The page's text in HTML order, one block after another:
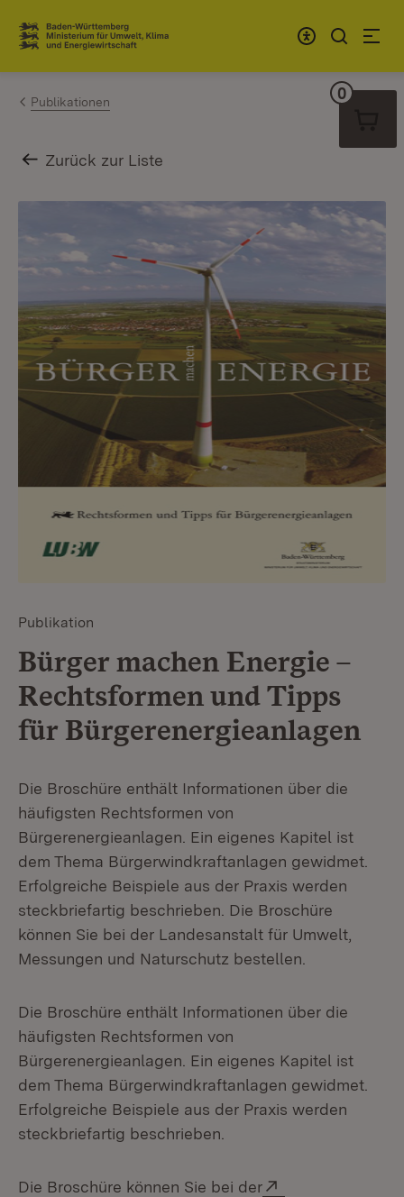
Zum Inhalt springen
Link zur Startseite
Publikationen
Zurück zur Liste
Publikation
Bürger machen Energie –
Rechtsformen und Tipps
für Bürgerenergieanlagen
Die Broschüre enthält Informationen über die
häufigsten Rechtsformen von
Bürgerenergieanlagen. Ein eigenes Kapitel ist
dem Thema Bürgerwindkraftanlagen gewidmet.
Erfolgreiche Beispiele aus der Praxis werden
steckbriefartig beschrieben. Die Broschüre
können Sie bei der Landesanstalt für Umwelt,
Messungen und Naturschutz bestellen.
Die Broschüre enthält Informationen über die
häufigsten Rechtsformen von
Bürgerenergieanlagen. Ein eigenes Kapitel ist
dem Thema Bürgerwindkraftanlagen gewidmet.
Erfolgreiche Beispiele aus der Praxis werden
steckbriefartig beschrieben.
Die Broschüre können Sie bei der
0